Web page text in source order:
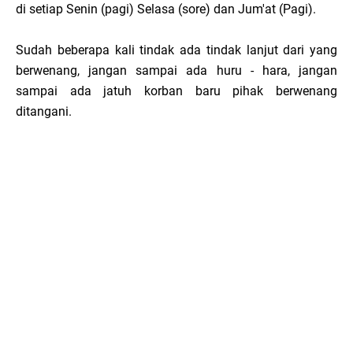
di setiap Senin (pagi) Selasa (sore) dan Jum'at (Pagi).
Sudah beberapa kali tindak ada tindak lanjut dari yang
berwenang, jangan sampai ada huru - hara, jangan
sampai ada jatuh korban baru pihak berwenang
ditangani.